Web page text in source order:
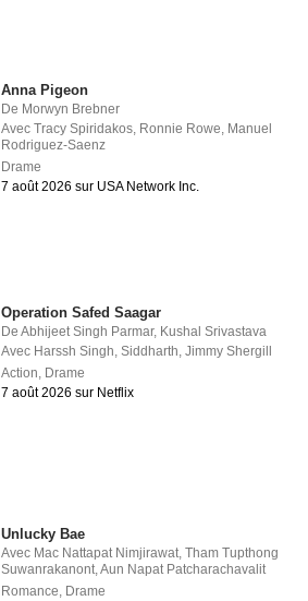
Anna Pigeon
De Morwyn Brebner
AvecTracy Spiridakos, Ronnie Rowe, Manuel
Rodriguez-Saenz
Drame
7 août 2026 sur USA Network Inc.
Operation Safed Saagar
DeAbhijeet Singh Parmar, Kushal Srivastava
Avec Harssh Singh ,Siddharth ,Jimmy Shergill
Action Drame
7 août 2026 sur Netflix
Unlucky Bae
Avec Mac Nattapat Nimjirawat,Tham Tupthong
Suwanrakanont,Aun Napat Patcharachavalit
Romance, Drame